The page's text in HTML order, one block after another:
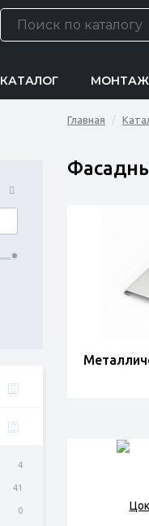
КАТАЛОГ МОНТАЖ
4
41
0
Главная